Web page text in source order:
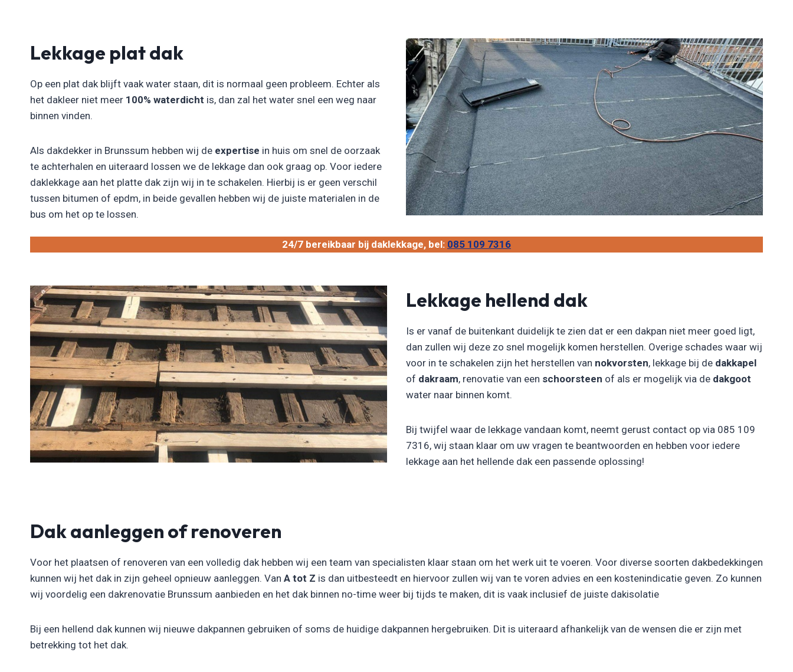
Lekkage plat dak
Op een plat dak blijft vaak water staan, dit is normaal geen probleem. Echter als
het dakleer niet meer 100% waterdicht is, dan zal het water snel een weg naar
binnen vinden.
Als dakdekker in Brunssum hebben wij de expertise in huis om snel de oorzaak
te achterhalen en uiteraard lossen we de lekkage dan ook graag op. Voor iedere
daklekkage aan het platte dak zijn wij in te schakelen. Hierbij is er geen verschil
tussen bitumen of epdm, in beide gevallen hebben wij de juiste materialen in de
bus om het op te lossen.
24/7 bereikbaar bij daklekkage, bel: 085 109 7316
Lekkage hellend dak
Is er vanaf de buitenkant duidelijk te zien dat er een dakpan niet meer goed ligt,
dan zullen wij deze zo snel mogelijk komen herstellen. Overige schades waar wij
voor in te schakelen zijn het herstellen van nokvorsten, lekkage bij de dakkapel
of dakraam, renovatie van een schoorsteen of als er mogelijk via de dakgoot
water naar binnen komt.
Bij twijfel waar de lekkage vandaan komt, neemt gerust contact op via 085 109
7316, wij staan klaar om uw vragen te beantwoorden en hebben voor iedere
lekkage aan het hellende dak een passende oplossing!
Dak aanleggen of renoveren
Voor het plaatsen of renoveren van een volledig dak hebben wij een team van specialisten klaar staan om het werk uit te voeren. Voor diverse soorten dakbedekkingen
kunnen wij het dak in zijn geheel opnieuw aanleggen. Van A tot Z is dan uitbesteedt en hiervoor zullen wij van te voren advies en een kostenindicatie geven. Zo kunnen
wij voordelig een dakrenovatie Brunssum aanbieden en het dak binnen no-time weer bij tijds te maken, dit is vaak inclusief de juiste dakisolatie
Bij een hellend dak kunnen wij nieuwe dakpannen gebruiken of soms de huidige dakpannen hergebruiken. Dit is uiteraard afhankelijk van de wensen die er zijn met
betrekking tot het dak.